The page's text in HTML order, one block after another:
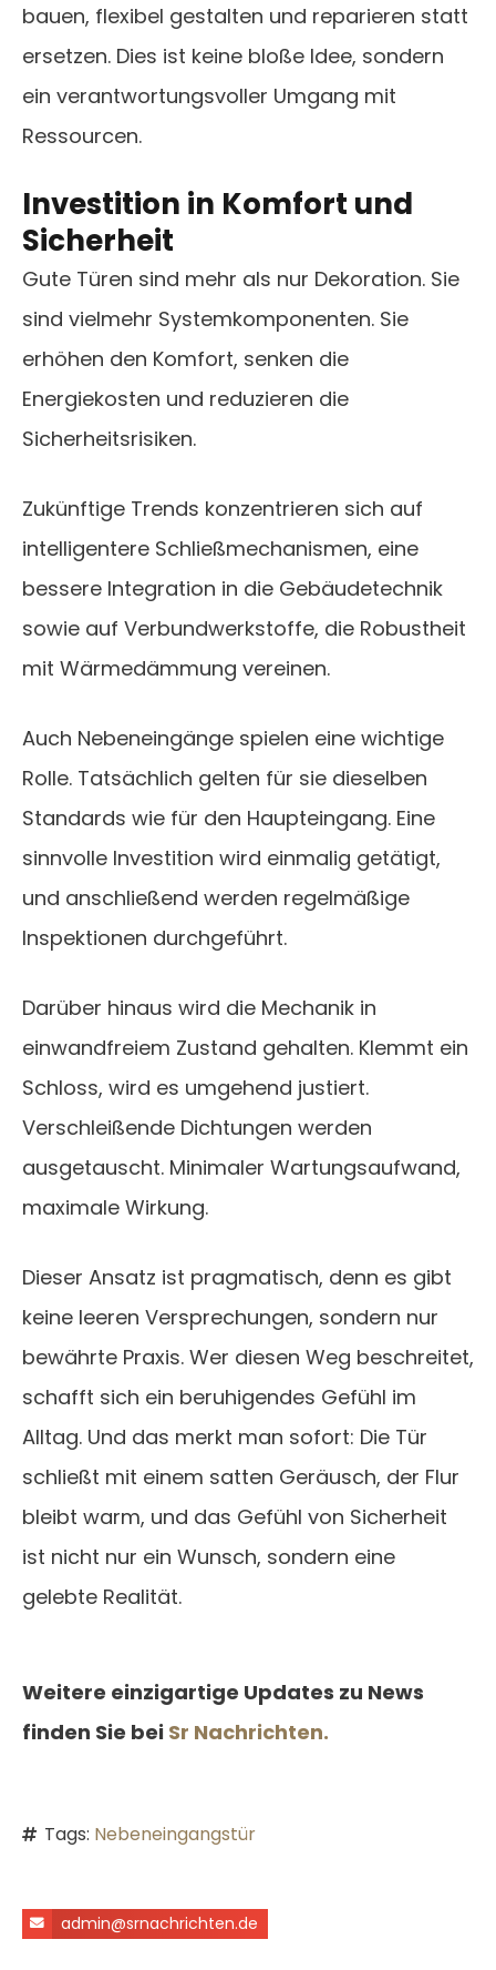
bauen, flexibel gestalten und reparieren statt
ersetzen. Dies ist keine bloße Idee, sondern
ein verantwortungsvoller Umgang mit
Ressourcen.
Investition in Komfort und
Sicherheit
Gute Türen sind mehr als nur Dekoration. Sie
sind vielmehr Systemkomponenten. Sie
erhöhen den Komfort, senken die
Energiekosten und reduzieren die
Sicherheitsrisiken.
Zukünftige Trends konzentrieren sich auf
intelligentere Schließmechanismen, eine
bessere Integration in die Gebäudetechnik
sowie auf Verbundwerkstoffe, die Robustheit
mit Wärmedämmung vereinen.
Auch Nebeneingänge spielen eine wichtige
Rolle. Tatsächlich gelten für sie dieselben
Standards wie für den Haupteingang. Eine
sinnvolle Investition wird einmalig getätigt,
und anschließend werden regelmäßige
Inspektionen durchgeführt.
Darüber hinaus wird die Mechanik in
einwandfreiem Zustand gehalten. Klemmt ein
Schloss, wird es umgehend justiert.
Verschleißende Dichtungen werden
ausgetauscht. Minimaler Wartungsaufwand,
maximale Wirkung.
Dieser Ansatz ist pragmatisch, denn es gibt
keine leeren Versprechungen, sondern nur
bewährte Praxis. Wer diesen Weg beschreitet,
schafft sich ein beruhigendes Gefühl im
Alltag. Und das merkt man sofort: Die Tür
schließt mit einem satten Geräusch, der Flur
bleibt warm, und das Gefühl von Sicherheit
ist nicht nur ein Wunsch, sondern eine
gelebte Realität.
Weitere einzigartige Updates zu News
finden Sie bei Sr Nachrichten.
Tags: Nebeneingangstür
admin@srnachrichten.de